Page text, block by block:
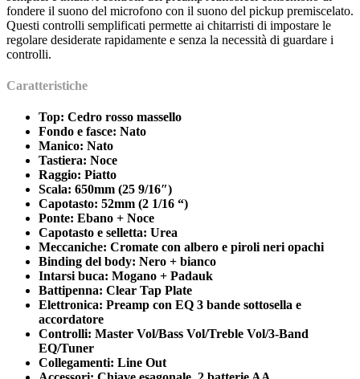
fondere il suono del microfono con il suono del pickup premiscelato.
Questi controlli semplificati permette ai chitarristi di impostare le
regolare desiderate rapidamente e senza la necessità di guardare i
controlli.
Caratteristiche
Top: Cedro rosso massello
Fondo e fasce: Nato
Manico: Nato
Tastiera: Noce
Raggio: Piatto
Scala: 650mm (25 9/16″)
Capotasto: 52mm (2 1/16 “)
Ponte: Ebano + Noce
Capotasto e selletta: Urea
Meccaniche: Cromate con albero e piroli neri opachi
Binding del body: Nero + bianco
Intarsi buca: Mogano + Padauk
Battipenna: Clear Tap Plate
Elettronica: Preamp con EQ 3 bande sottosella e
accordatore
Controlli: Master Vol/Bass Vol/Treble Vol/3-Band
EQ/Tuner
Collegamenti: Line Out